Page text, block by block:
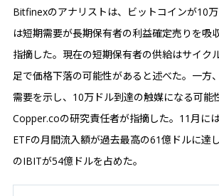
Bitfinexのアナリストは、ビットコインが10
は短期需要が長期保有者の利益確定売りを吸
指摘した。現在の短期保有者の供給はサイク
足で価格下落の可能性があると述べた。一方
需要を示し、10万ドル到達の触媒になる可能
Copper.coの研究責任者が指摘した。11月に
ETFの月間流入額が過去最高の61億ドルに達
のIBITが54億ドルを占めた。